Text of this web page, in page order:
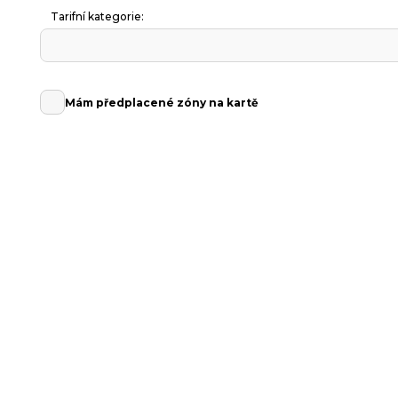
Tarifní kategorie:
Mám předplacené zóny na kartě